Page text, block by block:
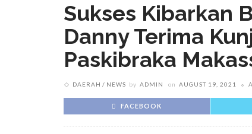
Sukses Kibarkan
Danny Terima
Paskibraka
DAERAH NEWS by ADMIN on AUGUST 19, 2021
FACEBOOK